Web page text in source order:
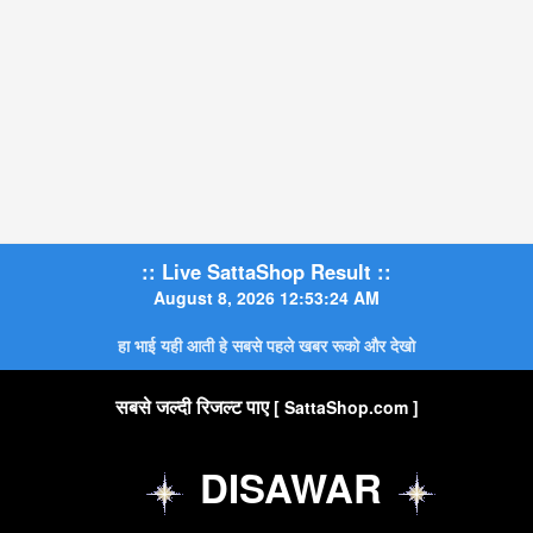
:: Live SattaShop Result ::
August 8, 2026 12:53:25 AM
हा भाई यही आती हे सबसे पहले खबर रूको और देखो
सबसे जल्दी रिजल्ट पाए [ SattaShop.com ]
DISAWAR